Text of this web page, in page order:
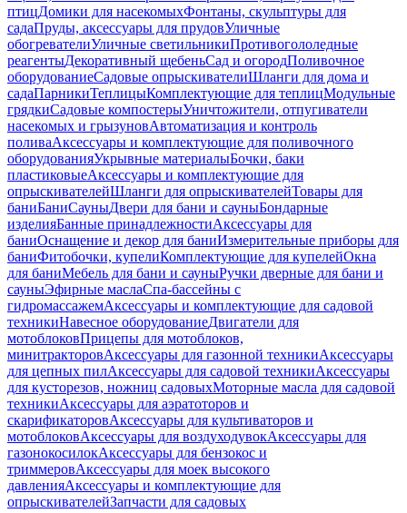
птицДомики для насекомыхФонтаны, скульптуры для
садаПруды, аксессуары для прудовУличные
обогревателиУличные светильникиПротивогололедные
реагентыДекоративный щебеньСад и огородПоливочное
оборудованиеСадовые опрыскивателиШланги для дома и
садаПарникиТеплицыКомплектующие для теплицМодульные
грядкиСадовые компостерыУничтожители, отпугиватели
насекомых и грызуновАвтоматизация и контроль
поливаАксессуары и комплектующие для поливочного
оборудованияУкрывные материалыБочки, баки
пластиковыеАксессуары и комплектующие для
опрыскивателейШланги для опрыскивателейТовары для
баниБаниСауныДвери для бани и сауныБондарные
изделияБанные принадлежностиАксессуары для
баниОснащение и декор для баниИзмерительные приборы для
баниФитобочки, купелиКомплектующие для купелейОкна
для баниМебель для бани и сауныРучки дверные для бани и
сауныЭфирные маслаСпа-бассейны с
гидромассажемАксессуары и комплектующие для садовой
техникиНавесное оборудованиеДвигатели для
мотоблоковПрицепы для мотоблоков,
минитракторовАксессуары для газонной техникиАксессуары
для цепных пилАксессуары для садовой техникиАксессуары
для кусторезов, ножниц садовыхМоторные масла для садовой
техникиАксессуары для аэратоторов и
скарификаторовАксессуары для культиваторов и
мотоблоковАксессуары для воздуходувокАксессуары для
газонокосилокАксессуары для бензокос и
триммеровАксессуары для моек высокого
давленияАксессуары и комплектующие для
опрыскивателейЗапчасти для садовых